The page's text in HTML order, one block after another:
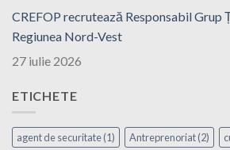
CREFOP recrutează Responsabil Grup
Regiunea Nord-Vest
27 iulie 2026
ETICHETE
agent de securitate(1) Antreprenoriat(2)